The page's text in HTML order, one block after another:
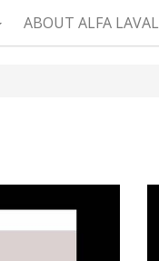
ABOUT ALFA LAVAL